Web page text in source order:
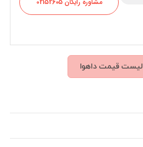
لیست قیمت داهوا